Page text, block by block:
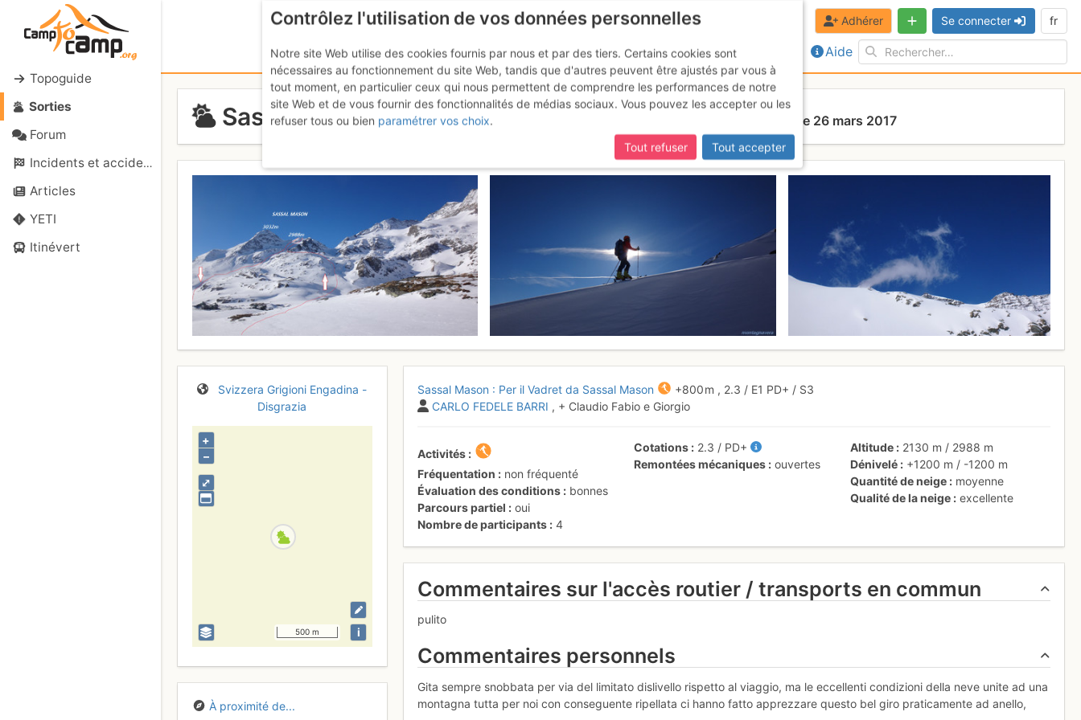
Topoguide
Sorties
Forum
Incidents et accidents
Articles
YETI
Itinévert
Aide
Adhérer Se connecter fr
Sassal Mason : Per il Vadret da Sassal Mason Dimanche 26 mars 2017
Svizzera Grigioni Engadina -
Disgrazia
⤢
+
–
500 m i
À proximité de...
Sassal Mason : Per il Vadret da Sassal Mason +800 m , 2.3 / E1 PD+ / S3
CARLO FEDELE BARRI , + Claudio Fabio e Giorgio
Activités
Fréquentation
non fréquenté
Évaluation des conditions
bonnes
Parcours partiel
oui
Nombre de participants
4
Cotations 2.3 / PD+
Remontées mécaniques
ouvertes
Altitude 2130 m / 2988 m
Dénivelé
+1200 m / -1200 m
Quantité de neige
moyenne
Qualité de la neige
excellente
Commentaires sur l'accès routier / transports en commun
pulito
Commentaires personnels
Gita sempre snobbata per via del limitato dislivello rispetto al viaggio, ma le eccellenti condizioni della neve unite ad una
montagna tutta per noi con conseguente ripellata ci hanno fatto apprezzare questo bel giro praticamente ad anello,
Contrôlez l'utilisation de vos données personnelles
Notre site Web utilise des cookies fournis par nous et par des tiers. Certains cookies sont
nécessaires au fonctionnement du site Web, tandis que d'autres peuvent être ajustés par vous à
tout moment, en particulier ceux qui nous permettent de comprendre les performances de notre
site Web et de vous fournir des fonctionnalités de médias sociaux. Vous pouvez les accepter ou les
refuser tous ou bien paramétrer vos choix.
Tout refuser
Tout accepter